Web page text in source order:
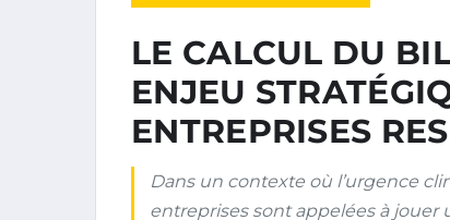
LE CALCUL DU
ENJEU
ENTREPRISES
Dans un contexte où l’urgence
entreprises sont appelées à jouer